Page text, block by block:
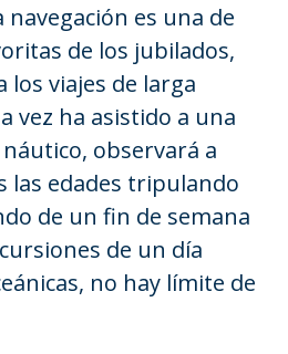
es una de
de los jubilados,
los viajes de larga
vez ha asistido a una
observará a
las edades tripulando
de un fin de semana
de un día
no hay límite de